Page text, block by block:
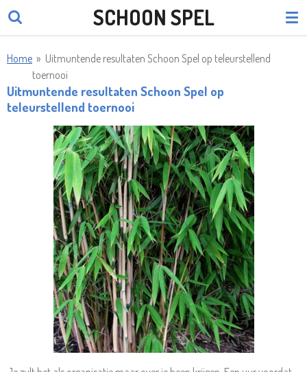
Ga
de
hoofdinhoud
SCHOON SPEL
Home » Uitmuntende resultaten Schoon Spel op teleurstellend
toernooi
Uitmuntende resultaten Schoon Spel op
teleurstellend toernooi